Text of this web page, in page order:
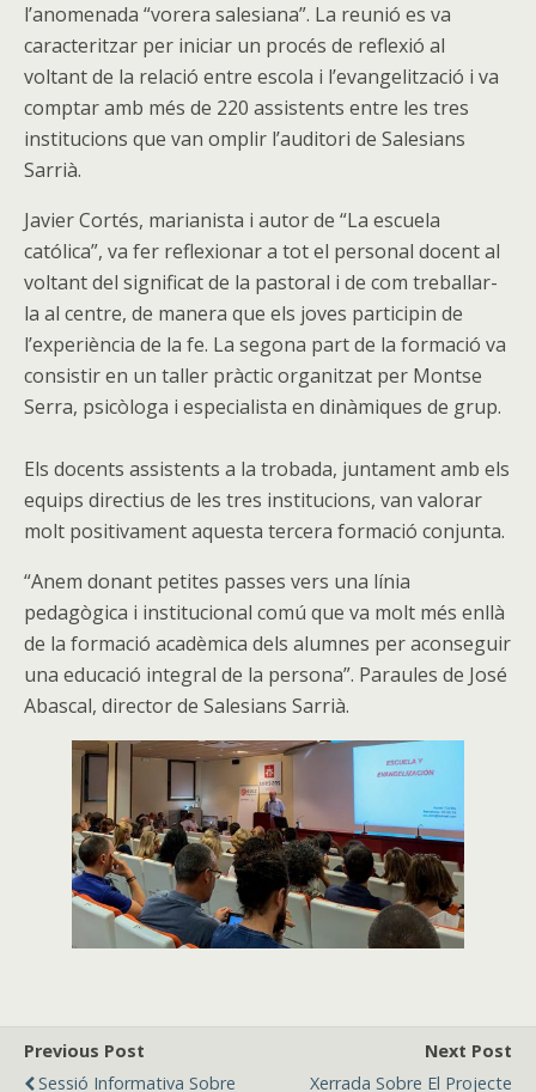
l’anomenada “vorera salesiana”. La reunió es va
caracteritzar per iniciar un procés de reflexió al
voltant de la relació entre escola i l’evangelització i va
comptar amb més de 220 assistents entre les tres
institucions que van omplir l’auditori de Salesians
Sarrià.
Javier Cortés, marianista i autor de “La escuela
católica”, va fer reflexionar a tot el personal docent al
voltant del significat de la pastoral i de com treballar-
la al centre, de manera que els joves participin de
l’experiència de la fe. La segona part de la formació va
consistir en un taller pràctic organitzat per Montse
Serra, psicòloga i especialista en dinàmiques de grup.
Els docents assistents a la trobada, juntament amb els
equips directius de les tres institucions, van valorar
molt positivament aquesta tercera formació conjunta.
“Anem donant petites passes vers una línia
pedagògica i institucional comú que va molt més enllà
de la formació acadèmica dels alumnes per aconseguir
una educació integral de la persona”. Paraules de José
Abascal, director de Salesians Sarrià.
Previous Post
Sessió Informativa Sobre
Next Post
Xerrada Sobre El Projecte